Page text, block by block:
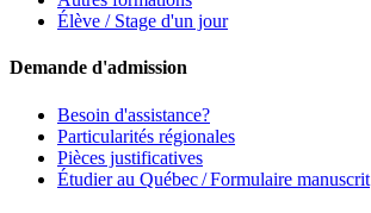
Élève / Stage d'un jour
Demande d'admission
Besoin d'assistance?
Particularités régionales
Pièces justificatives
Étudier au Québec / Formulaire manuscrit